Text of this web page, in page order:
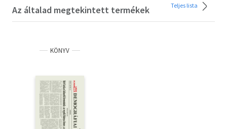
Az általad megtekintett termékek Teljes lista
KÖNYV